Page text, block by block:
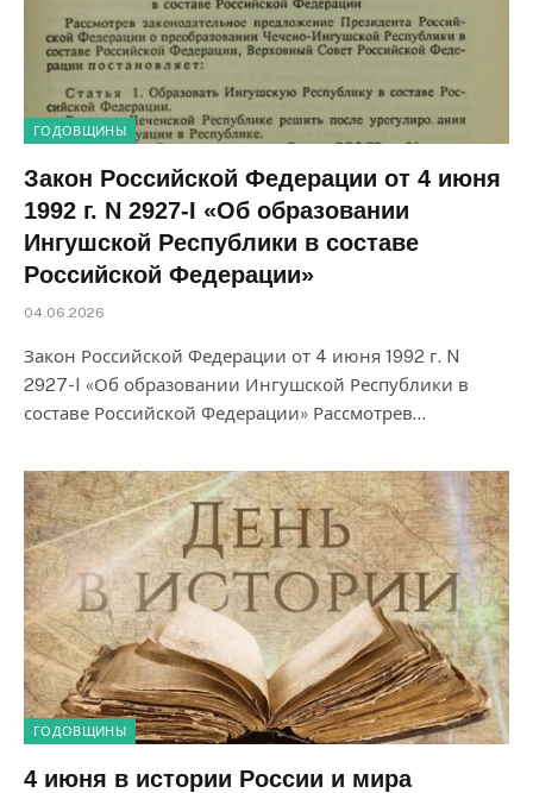
ГОДОВЩИНЫ
Закон Российской Федерации от 4 июня
1992 г. N 2927-I «Об образовании
Ингушской Республики в составе
Российской Федерации»
04.06.2026
Закон Российской Федерации от 4 июня 1992 г. N
2927-I «Об образовании Ингушской Республики в
составе Российской Федерации» Рассмотрев…
ГОДОВЩИНЫ
4 июня в истории России и мира